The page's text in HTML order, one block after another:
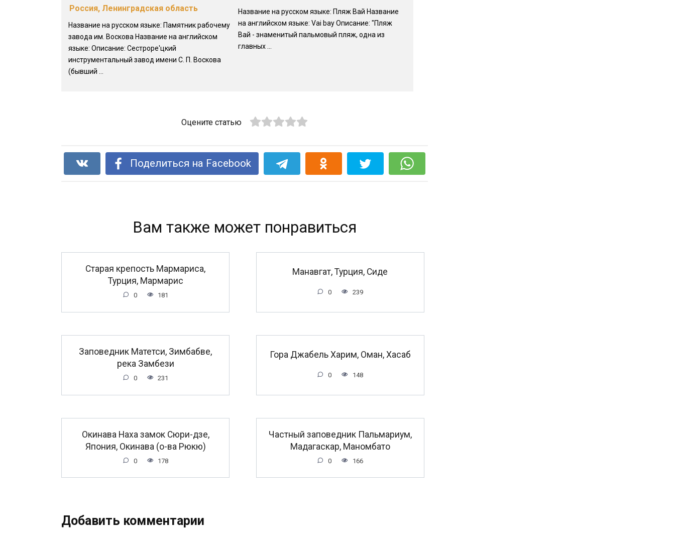
Россия, Ленинградская область
Название на русском языке: Памятник рабочему
завода им. Воскова Название на английском
языке: Описание: Сестроре'цкий
инструментальный завод имени С. П. Воскова
(бывший ...
Название на русском языке: Пляж Вай Название
на английском языке: Vai bay Описание: "Пляж
Вай - знаменитый пальмовый пляж, одна из
главных ...
Оцените статью
Поделиться на Facebook
Вам также может понравиться
Старая крепость Мармариса,
Турция, Мармарис
0 181
Манавгат, Турция, Сиде
0 239
Заповедник Матетси, Зимбабве,
река Замбези
0 231
Гора Джабель Харим, Оман, Хасаб
0 148
Окинава Наха замок Сюри-дзе,
Япония, Окинава (о-ва Рюкю)
0 178
Частный заповедник Пальмариум,
Мадагаскар, Маномбато
0 166
Добавить комментарии